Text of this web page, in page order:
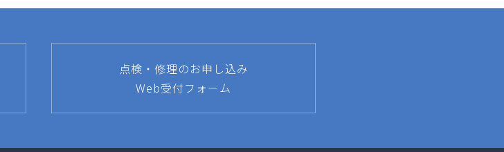
点検・修理のお申し込み
Web受付フォーム